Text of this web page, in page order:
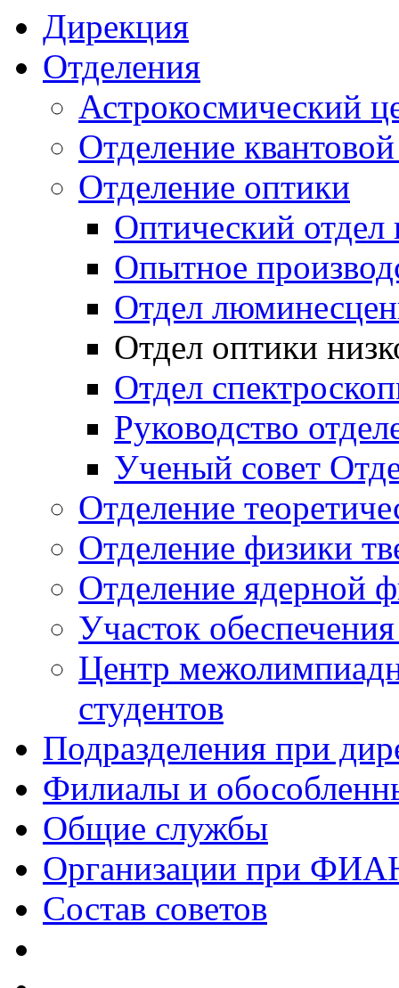
Дирекция
Отделения
Астрокосмический
Отделение
Отделение оптики
Оптический
Опытное
Отдел
Отдел оптики
Отдел
Руководство
Ученый совет
Отделение
Отделение физики
Отделение ядерной
Участок
Центр
студентов
Подразделения при
Филиалы и
Общие службы
Организации при
Состав советов